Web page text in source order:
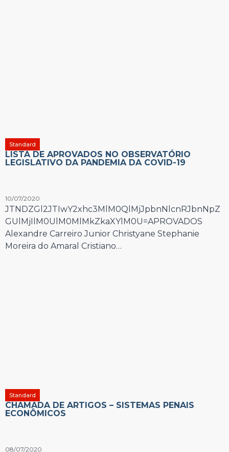
Standard
LISTA DE APROVADOS NO OBSERVATÓRIO
LEGISLATIVO DA PANDEMIA DA COVID-19
10/07/2020
JTNDZGl2JTIwY2xhc3MlM0QlMjJpbnNlcnRJbnNpZ
GUlMjIlM0UlM0MlMkZkaXYlM0U=APROVADOS
Alexandre Carreiro Junior Christyane Stephanie
Moreira do Amaral Cristiano…
Standard
CHAMADA DE ARTIGOS – SISTEMAS PENAIS
ECONÔMICOS
08/07/2020